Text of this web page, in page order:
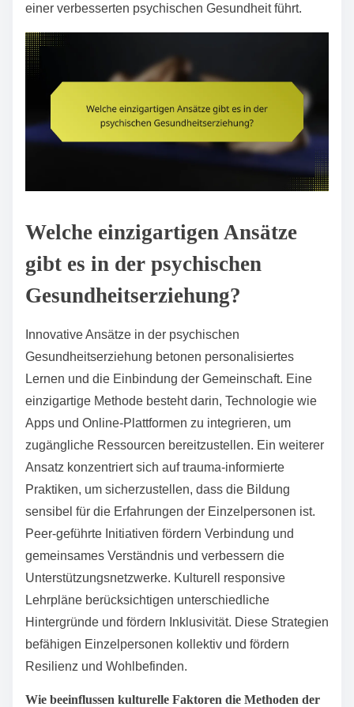
einer verbesserten psychischen Gesundheit führt.
Welche einzigartigen Ansätze
gibt es in der psychischen
Gesundheitserziehung?
Innovative Ansätze in der psychischen
Gesundheitserziehung betonen personalisiertes
Lernen und die Einbindung der Gemeinschaft. Eine
einzigartige Methode besteht darin, Technologie wie
Apps und Online-Plattformen zu integrieren, um
zugängliche Ressourcen bereitzustellen. Ein weiterer
Ansatz konzentriert sich auf trauma-informierte
Praktiken, um sicherzustellen, dass die Bildung
sensibel für die Erfahrungen der Einzelpersonen ist.
Peer-geführte Initiativen fördern Verbindung und
gemeinsames Verständnis und verbessern die
Unterstützungsnetzwerke. Kulturell responsive
Lehrpläne berücksichtigen unterschiedliche
Hintergründe und fördern Inklusivität. Diese Strategien
befähigen Einzelpersonen kollektiv und fördern
Resilienz und Wohlbefinden.
Wie beeinflussen kulturelle Faktoren die Methoden der